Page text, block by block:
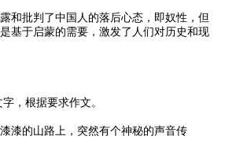
和批判了中国人的落后心态，即奴性，但
基于启蒙的需要，激发了人们对历史和现
，根据要求作文。
漆的山路上，突然有个神秘的声音传